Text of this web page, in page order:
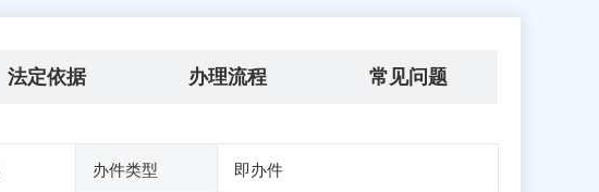
法定依据 办理流程 常见问题
办件类型 即办件